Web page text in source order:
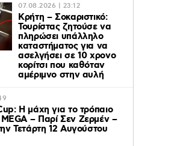
07.08.2026 | 23:12
Κρήτη – Σοκαριστικό:
Τουρίστας ζητούσε να
πληρώσει υπάλληλο
καταστήματος για να
ασελγήσει σε 10 χρονο
κορίτσι που καθόταν
αμέριμνο στην αυλή
Η μάχη για το τρόπαιο
– Παρί Σεν Ζερμέν –
Τετάρτη 12 Αυγούστου